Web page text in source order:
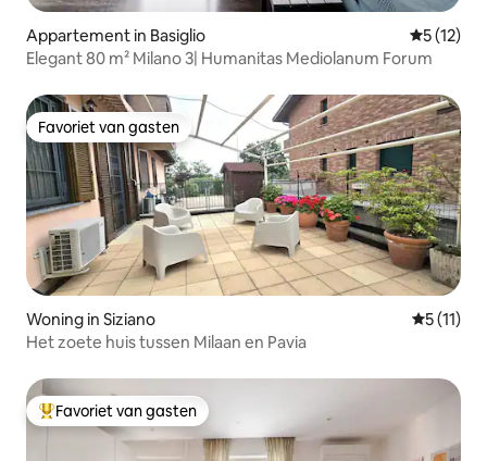
Appartement in Basiglio
5 (12)
Elegant 80 m² Milano 3| Humanitas Mediolanum Forum
Favoriet van gasten
Favoriet van gasten
Woning in Siziano
5 (11)
Het zoete huis tussen Milaan en Pavia
Topfavoriet van gasten
Favoriet van gasten